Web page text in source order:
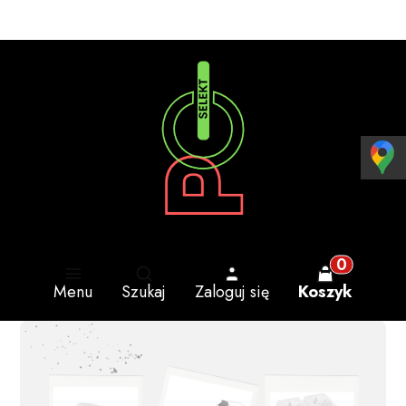
Menu
Otwórz wyszukiwarkę
Szukaj Zaloguj się
Produkty
Koszyk